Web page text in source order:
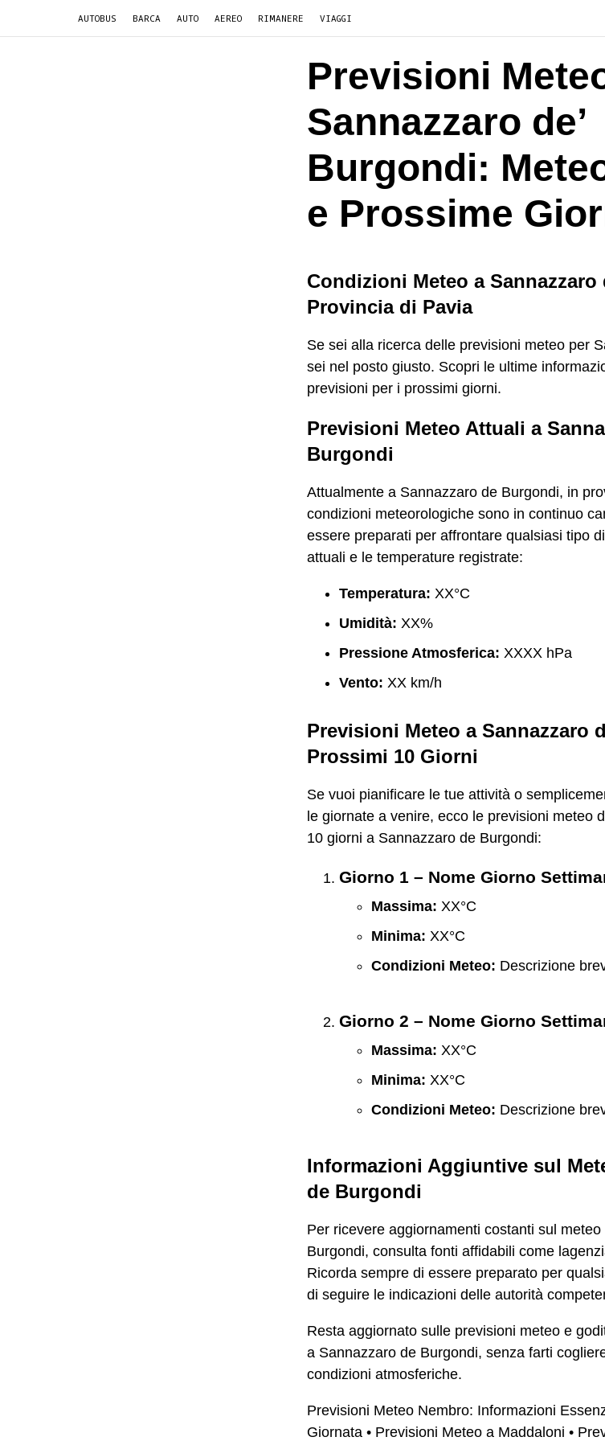
AUTOBUS BARCA AUTO AEREO RIMANERE VIAGGI
Previsioni
Sannazzaro de’
Burgondi:
e Prossime
Condizioni Meteo a
Provincia di Pavia
Se sei alla ricerca delle previsioni meteo per
sei nel posto giusto. Scopri le ultime
previsioni per i prossimi giorni.
Previsioni Meteo Attuali a
Burgondi
Attualmente a Sannazzaro de Burgondi, in
condizioni meteorologiche sono in continuo
essere preparati per affrontare qualsiasi tipo
attuali e le temperature registrate:
Temperatura: XX°C
Umidità: XX%
Pressione Atmosferica: XXXX hPa
Vento: XX km/h
Previsioni Meteo a Sannazzaro
Prossimi 10 Giorni
Se vuoi pianificare le tue attività o
le giornate a venire, ecco le previsioni meteo
10 giorni a Sannazzaro de Burgondi:
Giorno 1 – Nome Giorno
Massima: XX°C
Minima: XX°C
Condizioni Meteo: Descrizione
Giorno 2 – Nome Giorno
Massima: XX°C
Minima: XX°C
Condizioni Meteo: Descrizione
Informazioni Aggiuntive sul
de Burgondi
Per ricevere aggiornamenti costanti sul
Burgondi, consulta fonti affidabili come
Ricorda sempre di essere preparato per
di seguire le indicazioni delle autorità
Resta aggiornato sulle previsioni meteo e
a Sannazzaro de Burgondi, senza farti
condizioni atmosferiche.
Previsioni Meteo Nembro: Informazioni
Giornata • Previsioni Meteo a Maddaloni •